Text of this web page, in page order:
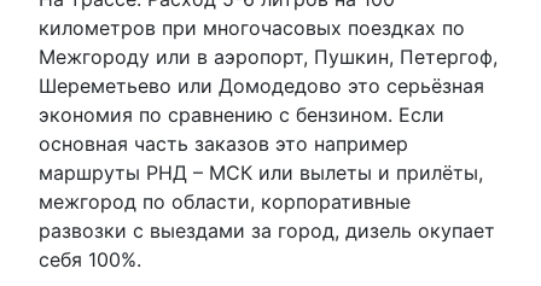
километров при многочасовых поездках по
Межгороду или в аэропорт, Пушкин, Петергоф,
Шереметьево или Домодедово это серьёзная
экономия по сравнению с бензином. Если
основная часть заказов это например
маршруты РНД – МСК или вылеты и прилёты,
межгород по области, корпоративные
развозки с выездами за город, дизель окупает
себя 100%.